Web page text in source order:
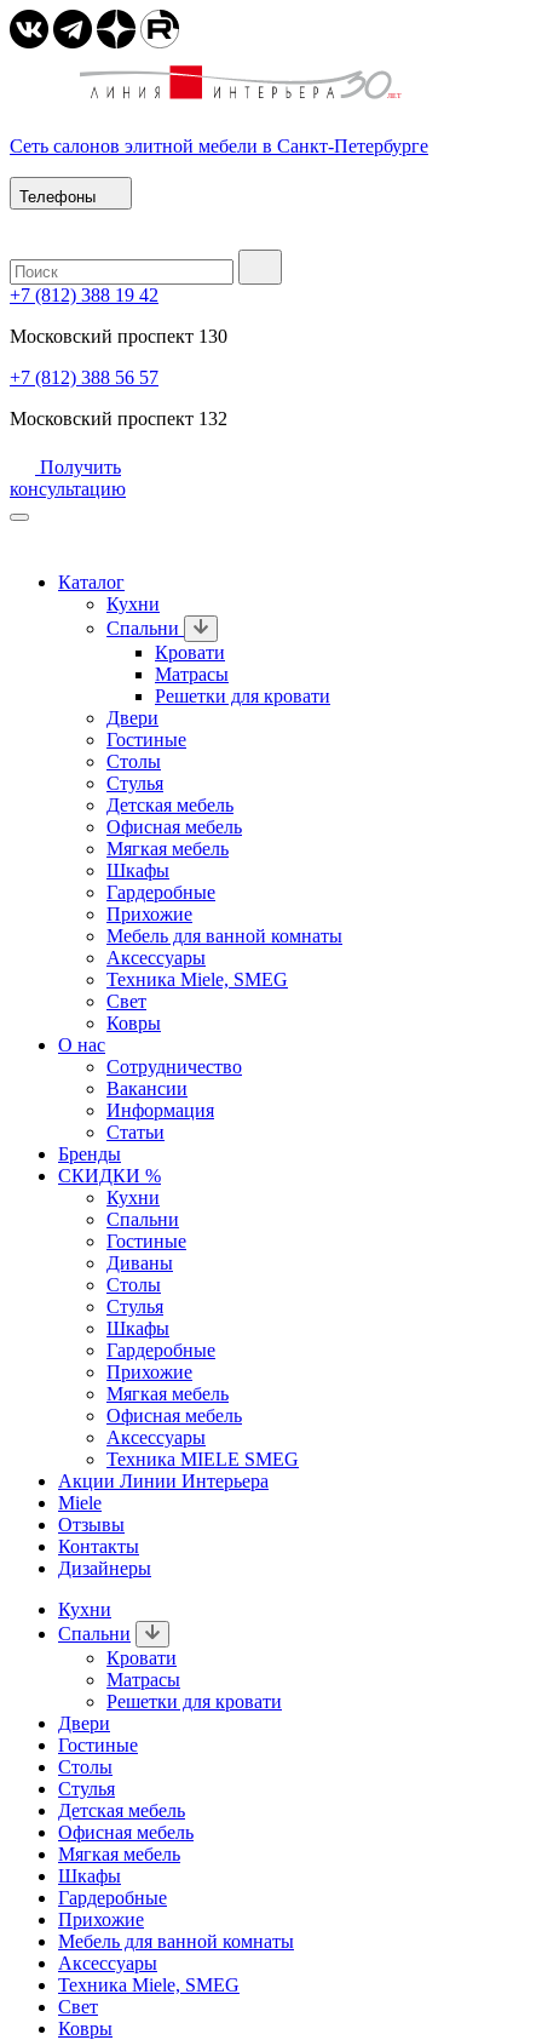
Сеть салонов элитной мебели в Санкт-Петербурге
Телефоны
+7 (812) 388 19 42
Московский проспект 130
+7 (812) 388 56 57
Московский проспект 132
Получить
консультацию
Каталог
Кухни
Спальни
Кровати
Матрасы
Решетки для кровати
Двери
Гостиные
Столы
Стулья
Детская мебель
Офисная мебель
Мягкая мебель
Шкафы
Гардеробные
Прихожие
Мебель для ванной комнаты
Аксессуары
Техника Miele, SMEG
Свет
Ковры
О нас
Сотрудничество
Вакансии
Информация
Статьи
Бренды
СКИДКИ %
Кухни
Спальни
Гостиные
Диваны
Столы
Стулья
Шкафы
Гардеробные
Прихожие
Мягкая мебель
Офисная мебель
Аксессуары
Техника MIELE SMEG
Акции Линии Интерьера
Miele
Отзывы
Контакты
Дизайнеры
Кухни
Спальни
Кровати
Матрасы
Решетки для кровати
Двери
Гостиные
Столы
Стулья
Детская мебель
Офисная мебель
Мягкая мебель
Шкафы
Гардеробные
Прихожие
Мебель для ванной комнаты
Аксессуары
Техника Miele, SMEG
Свет
Ковры